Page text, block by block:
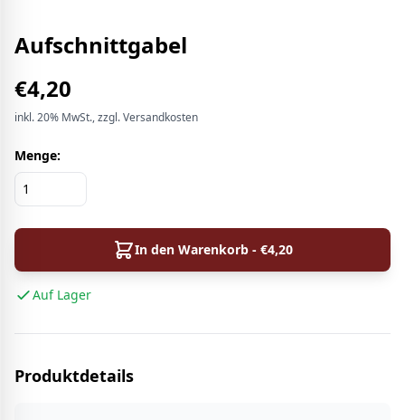
Aufschnittgabel
€4,20
inkl.20% MwSt., zzgl. Versandkosten
Menge:
In den Warenkorb - €4,20
Auf Lager
Produktdetails